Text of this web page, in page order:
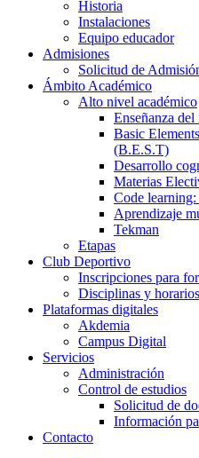
Historia
Instalaciones
Equipo educador
Admisiones
Solicitud de
Ámbito Académico
Alto nivel académico
Enseñanza del
Basic
(B.E.S.T)
Desarrollo
Materias
Code
Aprendizaje
Tekman
Etapas
Club Deportivo
Inscripciones para
Disciplinas y horarios
Plataformas digitales
Akdemia
Campus Digital
Servicios
Administración
Control de estudios
Solicitud de
Información
Contacto